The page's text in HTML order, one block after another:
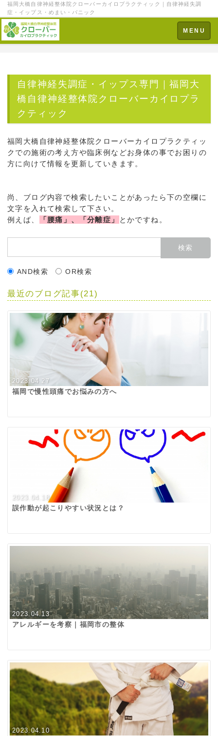
福岡大橋自律神経整体院クローバーカイロプラクティック｜自律神経失調
症・イップス・めまい・パニック
Toggle
navigation
MENU
自律神経失調症・イップス専門｜福岡大
橋自律神経整体院クローバーカイロプラ
クティック
福岡大橋自律神経整体院クローバーカイロプラクティッ
クでの施術の考え方や臨床例などお身体の事でお困りの
方に向けて情報を更新していきます。
尚、ブログ内容で検索したいことがあったら下の空欄に
文字を入れて検索して下さい。
例えば、
「腰痛」、「分離症」 とかですね。
AND検索 OR検索
最近のブログ記事(21)
2023.04.27
福岡で慢性頭痛でお悩みの方へ
2023.04.18
誤作動が起こりやすい状況とは？
2023.04.13
アレルギーを考察｜福岡市の整体
2023.04.10